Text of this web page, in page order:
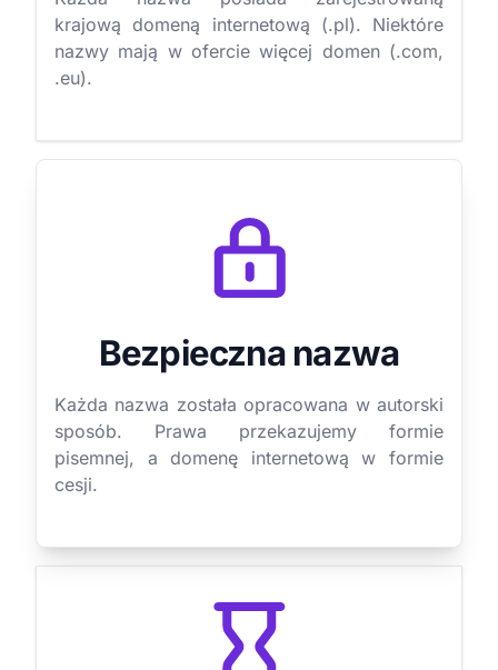
krajową domeną internetową (.pl). Niektóre
nazwy mają w ofercie więcej domen (.com,
.eu).
Bezpieczna nazwa
Każda nazwa została opracowana w autorski
sposób. Prawa przekazujemy formie
pisemnej, a domenę internetową w formie
cesji.